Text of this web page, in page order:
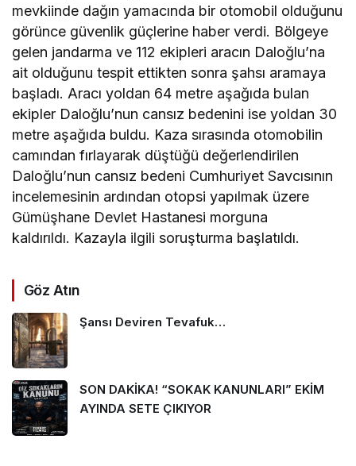
mevkiinde dağın yamacında bir otomobil olduğunu
görünce güvenlik güçlerine haber verdi. Bölgeye
gelen jandarma ve 112 ekipleri aracın Daloğlu’na
ait olduğunu tespit ettikten sonra şahsı aramaya
başladı. Aracı yoldan 64 metre aşağıda bulan
ekipler Daloğlu’nun cansız bedenini ise yoldan 30
metre aşağıda buldu. Kaza sırasında otomobilin
camından fırlayarak düştüğü değerlendirilen
Daloğlu’nun cansız bedeni Cumhuriyet Savcısının
incelemesinin ardından otopsi yapılmak üzere
Gümüşhane Devlet Hastanesi morguna
kaldırıldı. Kazayla ilgili soruşturma başlatıldı.
Göz Atın
Şansı Deviren Tevafuk…
SON DAKİKA! “SOKAK KANUNLARI” EKİM
AYINDA SETE ÇIKIYOR